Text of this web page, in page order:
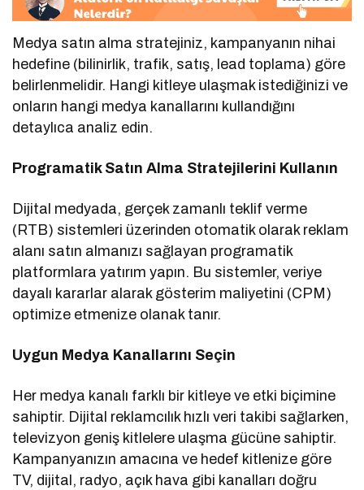
Medya satın alma stratejiniz, kampanyanın nihai
hedefine (bilinirlik, trafik, satış, lead toplama) göre
belirlenmelidir. Hangi kitleye ulaşmak istediğinizi ve
onların hangi medya kanallarını kullandığını
detaylıca analiz edin.
Programatik Satın Alma Stratejilerini Kullanın
Dijital medyada, gerçek zamanlı teklif verme
(RTB) sistemleri üzerinden otomatik olarak reklam
alanı satın almanızı sağlayan programatik
platformlara yatırım yapın. Bu sistemler, veriye
dayalı kararlar alarak gösterim maliyetini (CPM)
optimize etmenize olanak tanır.
Uygun Medya Kanallarını Seçin
Her medya kanalı farklı bir kitleye ve etki biçimine
sahiptir. Dijital reklamcılık hızlı veri takibi sağlarken,
televizyon geniş kitlelere ulaşma gücüne sahiptir.
Kampanyanızın amacına ve hedef kitlenize göre
TV, dijital, radyo, açık hava gibi kanalları doğru